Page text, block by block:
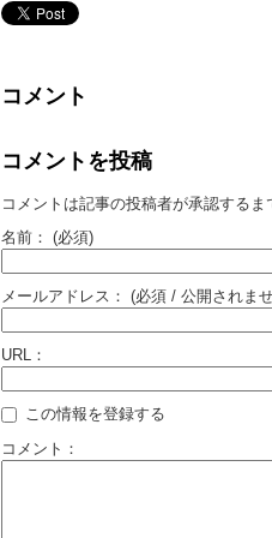
コメント
コメントを投稿
コメントは記事の投稿者が承認するま
名前： (必須)
メールアドレス： (必須 / 公開されま
URL：
この情報を登録する
コメント：